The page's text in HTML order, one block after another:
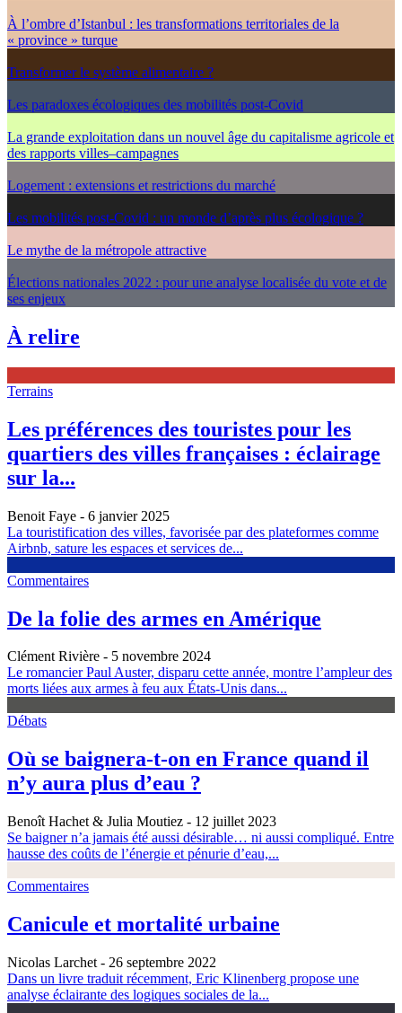
À l’ombre d’Istanbul : les transformations territoriales de la
« province » turque
Transformer le système alimentaire ?
Les paradoxes écologiques des mobilités post-Covid
La grande exploitation dans un nouvel âge du capitalisme agricole et
des rapports villes–campagnes
Logement : extensions et restrictions du marché
Les mobilités post-Covid : un monde d’après plus écologique ?
Le mythe de la métropole attractive
Élections nationales 2022 : pour une analyse localisée du vote et de
ses enjeux
À relire
Terrains
Les préférences des touristes pour les
quartiers des villes françaises : éclairage
sur la...
Benoit Faye - 6 janvier 2025
La touristification des villes, favorisée par des plateformes comme
Airbnb, sature les espaces et services de...
Commentaires
De la folie des armes en Amérique
Clément Rivière - 5 novembre 2024
Le romancier Paul Auster, disparu cette année, montre l’ampleur des
morts liées aux armes à feu aux États-Unis dans...
Débats
Où se baignera-t-on en France quand il
n’y aura plus d’eau ?
Benoît Hachet & Julia Moutiez - 12 juillet 2023
Se baigner n’a jamais été aussi désirable… ni aussi compliqué. Entre
hausse des coûts de l’énergie et pénurie d’eau,...
Commentaires
Canicule et mortalité urbaine
Nicolas Larchet - 26 septembre 2022
Dans un livre traduit récemment, Eric Klinenberg propose une
analyse éclairante des logiques sociales de la...